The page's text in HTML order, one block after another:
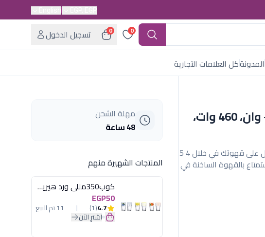
0
0
تسجيل الدخول
المدونةكل العلامات التجارية
صانع القهوة سوناي - وان، 460 وات،
يمكنك صانع القهوة وان من الحصول على قهوتك في خلال 4 5
بالقهوة الساخنة في
مهلة الشحن
48 ساعة
المنتجات الشهيرة منهم
كوب350مللى ورد هيريفين
EGP50
4.7
(1) 11 تم البيع
اشترِ الآن